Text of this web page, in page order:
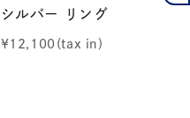
シルバー リング
¥12,100